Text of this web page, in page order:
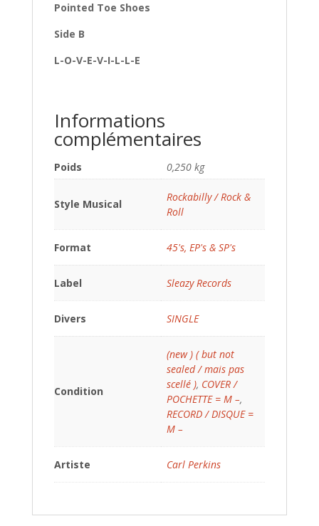
Pointed Toe Shoes
Side B
L-O-V-E-V-I-L-L-E
Informations
complémentaires
Poids 0,250 kg
Style Musical
Rockabilly / Rock &
Roll
Format 45's, EP's & SP's
Label Sleazy Records
Divers SINGLE
Condition
(new ) ( but not
sealed / mais pas
scellé ), COVER /
POCHETTE = M –,
RECORD / DISQUE =
M –
Artiste Carl Perkins